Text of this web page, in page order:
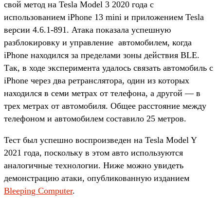
свой метод на Tesla Model 3 2020 года с
использованием iPhone 13 mini и приложением Tesla
версии 4.6.1-891. Атака показала успешную
разблокировку и управление автомобилем, когда
iPhone находился за пределами зоны действия BLE.
Так, в ходе эксперимента удалось связать автомобиль с
iPhone через два ретранслятора, один из которых
находился в семи метрах от телефона, а другой — в
трех метрах от автомобиля. Общее расстояние между
телефоном и автомобилем составило 25 метров.
Тест был успешно воспроизведен на Tesla Model Y
2021 года, поскольку в этом авто используются
аналогичные технологии. Ниже можно увидеть
демонстрацию атаки, опубликованную изданием
Bleeping Computer.